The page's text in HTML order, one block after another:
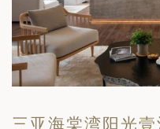
三亚海棠湾阳光